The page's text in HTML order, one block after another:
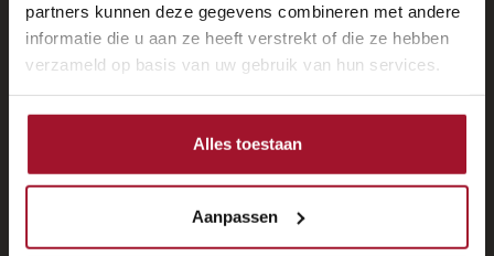
partners kunnen deze gegevens combineren met andere
informatie die u aan ze heeft verstrekt of die ze hebben
verzameld op basis van uw gebruik van hun services.
Alles toestaan
Aanpassen
Oldtimerverzekering vergelijken
Ondersteuning
Lijst van erkende Taxateurs
Dienstenwijzer